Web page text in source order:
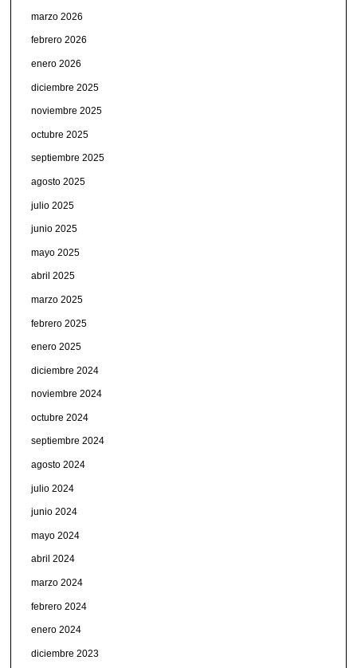
marzo 2026
febrero 2026
enero 2026
diciembre 2025
noviembre 2025
octubre 2025
septiembre 2025
agosto 2025
julio 2025
junio 2025
mayo 2025
abril 2025
marzo 2025
febrero 2025
enero 2025
diciembre 2024
noviembre 2024
octubre 2024
septiembre 2024
agosto 2024
julio 2024
junio 2024
mayo 2024
abril 2024
marzo 2024
febrero 2024
enero 2024
diciembre 2023